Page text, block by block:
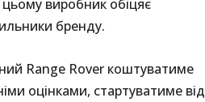
виробник обіцяє
бренду.
Range Rover коштуватиме
оцінками, стартуватиме від